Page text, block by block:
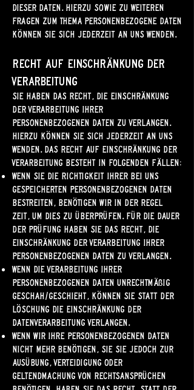
dieser Daten. Hierzu sowie zu weiteren
Fragen zum Thema personenbezogene Daten
können Sie sich jederzeit an uns wenden.
Recht auf Einschränkung der
Verarbeitung
Sie haben das Recht, die Einschränkung
der Verarbeitung Ihrer
personenbezogenen Daten zu verlangen.
Hierzu können Sie sich jederzeit an uns
wenden. Das Recht auf Einschränkung der
Verarbeitung besteht in folgenden Fällen:
Wenn Sie die Richtigkeit Ihrer bei uns
gespeicherten personenbezogenen Daten
bestreiten, benötigen wir in der Regel
Zeit, um dies zu überprüfen. Für die Dauer
der Prüfung haben Sie das Recht, die
Einschränkung der Verarbeitung Ihrer
personenbezogenen Daten zu verlangen.
Wenn die Verarbeitung Ihrer
personenbezogenen Daten unrechtmäßig
geschah/geschieht, können Sie statt der
Löschung die Einschränkung der
Datenverarbeitung verlangen.
Wenn wir Ihre personenbezogenen Daten
nicht mehr benötigen, Sie sie jedoch zur
Ausübung, Verteidigung oder
Geltendmachung von Rechtsansprüchen